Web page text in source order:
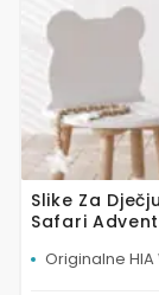
Slike Za
Safari
Originalne